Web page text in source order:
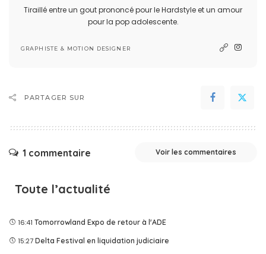
Tiraillé entre un gout prononcé pour le Hardstyle et un amour
pour la pop adolescente.
GRAPHISTE & MOTION DESIGNER
PARTAGER SUR
1 commentaire Voir les commentaires
Toute l’actualité
16:41 Tomorrowland Expo de retour à l'ADE
15:27 Delta Festival en liquidation judiciaire